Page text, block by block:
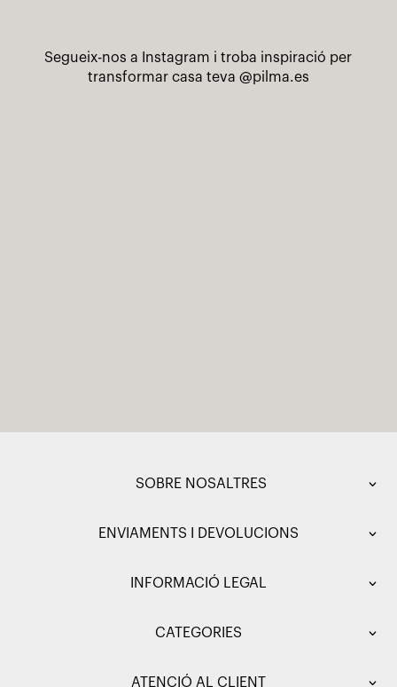
Segueix-nos a Instagram i troba inspiració per
transformar casa teva @pilma.es
SOBRE NOSALTRES
ENVIAMENTS I DEVOLUCIONS
INFORMACIÓ LEGAL
CATEGORIES
ATENCIÓ AL CLIENT